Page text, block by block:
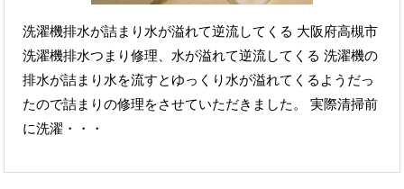
洗濯機排水が詰まり水が溢れて逆流してくる 大阪府高槻市
洗濯機排水つまり修理、水が溢れて逆流してくる 洗濯機の
排水が詰まり水を流すとゆっくり水が溢れてくるようだっ
たので詰まりの修理をさせていただきました。 実際清掃前
に洗濯・・・